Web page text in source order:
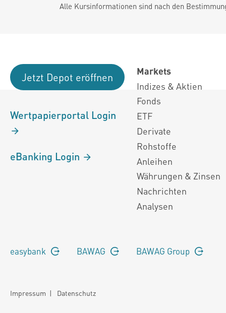
Alle Kursinformationen sind nach den
Jetzt Depot eröffnen
Wertpapierportal Login
eBanking Login
Markets
Indizes & Aktien
Fonds
ETF
Derivate
Rohstoffe
Anleihen
Währungen & Zinsen
Nachrichten
Analysen
easybank BAWAG BAWAG Group
Impressum | Datenschutz